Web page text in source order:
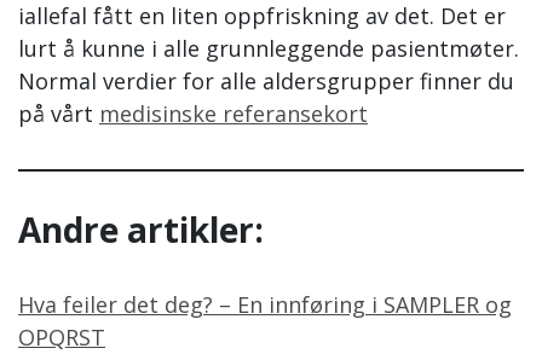
iallefal fått en liten oppfriskning av det. Det er
lurt å kunne i alle grunnleggende pasientmøter.
Normal verdier for alle aldersgrupper finner du
på vårt medisinske referansekort
Andre artikler:
Hva feiler det deg? – En innføring i SAMPLER og
OPQRST